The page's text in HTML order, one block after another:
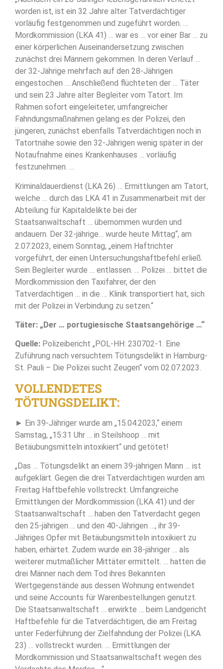
worden ist, ist ein 32 Jahre alter Tatverdächtiger
vorläufig festgenommen und zugeführt worden. …
Mordkommission (LKA 41) … war es … vor einer Bar … zu
einer körperlichen Auseinandersetzung zwischen
zunächst drei Männern gekommen. In deren Verlauf …
der 32-Jährige mehrfach auf den 28-Jährigen
eingestochen … Anschließend flüchteten der … Täter
und sein 23 Jahre alter Begleiter vom Tatort. Im
Rahmen sofort eingeleiteter, umfangreicher
Fahndungsmaßnahmen gelang es der Polizei, den
jüngeren, zunächst ebenfalls Tatverdächtigen noch in
Tatortnähe sowie den 32-Jährigen wenig später in der
Notaufnahme eines Krankenhauses … vorläufig
festzunehmen. …
Kriminaldauerdienst (LKA 26) … Ermittlungen am Tatort,
welche … durch das LKA 41 in Zusammenarbeit mit der
Abteilung für Kapitaldelikte bei der
Staatsanwaltschaft … übernommen wurden und
andauern. Der 32-jährige… wurde heute Mittag“, am
2.07.2023, einem Sonntag, „einem Haftrichter
vorgeführt, der einen Untersuchungshaftbefehl erließ.
Sein Begleiter wurde … entlassen. … Polizei … bittet die
Mordkommission den Taxifahrer, der den
Tatverdächtigen … in die … Klinik transportiert hat, sich
mit der Polizei in Verbindung zu setzen.“
Täter: „Der … portugiesische Staatsangehörige …“
Quelle: Polizeibericht „POL-HH: 230702-1. Eine
Zuführung nach versuchtem Tötungsdelikt in Hamburg-
St. Pauli – Die Polizei sucht Zeugen“ vom 02.07.2023.
VOLLENDETES
TÖTUNGSDELIKT:
► Ein 39-Jähriger wurde am „15.04.2023,“ einem
Samstag, „15:31 Uhr … in Steilshoop … mit
Betäubungsmitteln intoxikiert“ und getötet!
„Das … Tötungsdelikt an einem 39-jährigen Mann … ist
aufgeklärt. Gegen die drei Tatverdächtigen wurden am
Freitag Haftbefehle vollstreckt. Umfangreiche
Ermittlungen der Mordkommission (LKA 41) und der
Staatsanwaltschaft … haben den Tatverdacht gegen
den 25-jährigen … und den 40-Jährigen …, ihr 39-
Jähriges Opfer mit Betäubungsmitteln intoxikiert zu
haben, erhärtet. Zudem wurde ein 38-jähriger … als
weiterer mutmaßlicher Mittäter ermittelt. … hatten die
drei Männer nach dem Tod ihres Bekannten
Wertgegenstände aus dessen Wohnung entwendet
und seine Accounts für Warenbestellungen genutzt.
Die Staatsanwaltschaft … erwirkte … beim Landgericht
Haftbefehle für die Tatverdächtigen, die am Freitag
unter Federführung der Zielfahndung der Polizei (LKA
23) … vollstreckt wurden. … Ermittlungen der
Mordkommission und Staatsanwaltschaft wegen des